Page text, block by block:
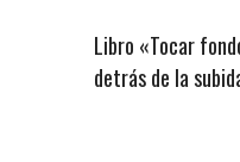
Libro «Tocar
detrás de la